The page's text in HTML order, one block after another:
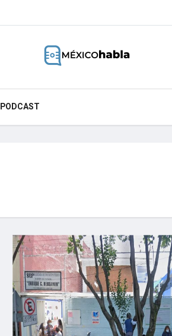
PODCAST